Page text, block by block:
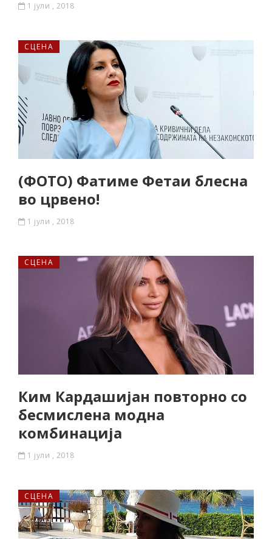
1 јули , 2018
СЦЕНА
(ФОТО) Фатиме Фетаи блесна
во црвено!
1 јули , 2018
СЦЕНА
Ким Кардашијан повторно со
бесмислена модна
комбинација
1 јули , 2018
СЦЕНА